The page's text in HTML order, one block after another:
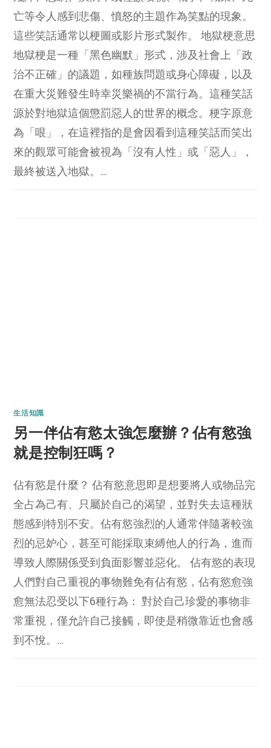
亡等令人感到悲傷、憤怒的主題作為笑點的現象。
這些笑話通常以梗圖或影片形式製作。 地獄梗意思
地獄梗是一種「黑色幽默」形式，涉及社會上「政
治不正確」的議題，如種族問題或身心障礙，以及
在重大災難發生時幸災樂禍的不當行為。這種笑話
源於對地獄這個懲罰惡人的世界的概念。梗字原意
為「哏」，在這裡指的是會因看到這種笑話而笑出
來的觀眾可能會被視為「沒有人性」或「惡人」，
最終被送入地獄。…
生活知識
另一伴佔有慾太強怎麼辦？佔有慾強
就是控制狂嗎？
佔有慾是什麼？ 佔有慾意思即是想要將人或物品完
全占為己有、只屬於自己的渴望，並對失去這種狀
態感到特別不安。佔有慾強烈的人通常伴隨著較強
烈的忌妒心，甚至可能採取束縛他人的行為，進而
導致人際關係受到負面影響並惡化。 佔有慾的表現
人們對自己重視的事物難免有佔有慾，佔有慾愈強
愈無法忍受以下6種行為： 對於自己珍愛的事物非
常重視，僅允許自己接觸，即使是稍微靠近也會感
到不悅。…